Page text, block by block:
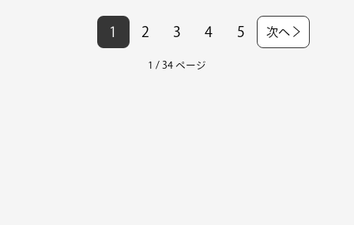
1 2 3 4 5 次へ
1 / 34 ページ